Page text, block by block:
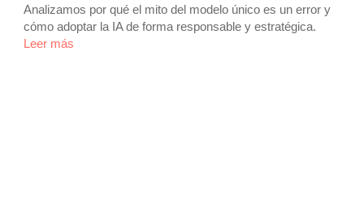
Analizamos por qué el mito del modelo único es un error y
cómo adoptar la IA de forma responsable y estratégica.
Leer más